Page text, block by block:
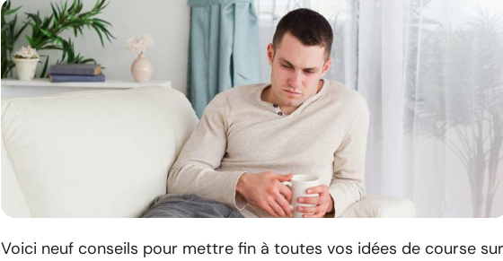
Voici neuf conseils pour mettre fin à toutes vos idées de course sur